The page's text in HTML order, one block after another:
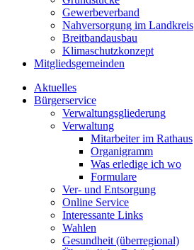
Gewerbeverband
Nahversorgung im Landkreis
Breitbandausbau
Klimaschutzkonzept
Mitgliedsgemeinden
Aktuelles
Bürgerservice
Verwaltungsgliederung
Verwaltung
Mitarbeiter im Rathaus
Organigramm
Was erledige ich wo
Formulare
Ver- und Entsorgung
Online Service
Interessante Links
Wahlen
Gesundheit (überregional)